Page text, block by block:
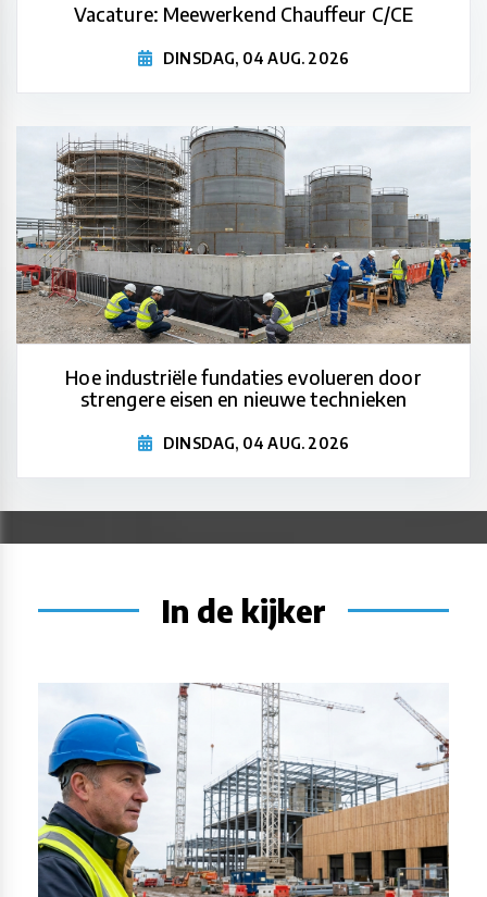
Vacature: Meewerkend Chauffeur C/CE
DINSDAG, 04 AUG. 2026
Hoe industriële fundaties evolueren door
strengere eisen en nieuwe technieken
DINSDAG, 04 AUG. 2026
In de kijker